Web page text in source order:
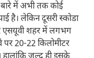
में अभी तक कोई
है। लेकिन दूसरी स्कोडा
एसयूवी शहर में लगभग
पर 20-22 किलोमीटर